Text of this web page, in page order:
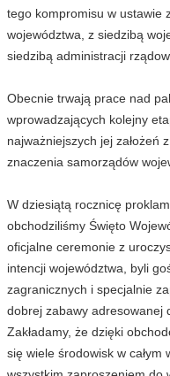
tego kompromisu w ustawie
województwa, z siedzibą
siedzibą administracji
Obecnie trwają prace nad
wprowadzających kolejny
najważniejszych jej założeń
znaczenia samorządów
W dziesiątą rocznicę
obchodziliśmy Święto
oficjalne ceremonie z
intencji województwa, byli
zagranicznych i specjalnie
dobrej zabawy adresowanej
Zakładamy, że dzięki
się wiele środowisk w całym